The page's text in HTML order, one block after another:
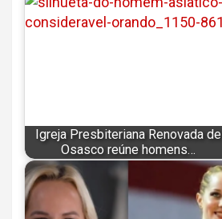
Igreja Presbiteriana Renovada de
Osasco reúne homens…